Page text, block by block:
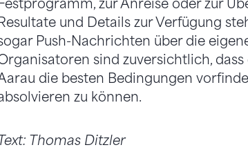
Festprogramm, zur Anreise oder zur
Resultate und Details zur Verfügung
Push-Nachrichten über die
sind zuversichtlich,
die besten Bedingungen
zu können.
Thomas Ditzler